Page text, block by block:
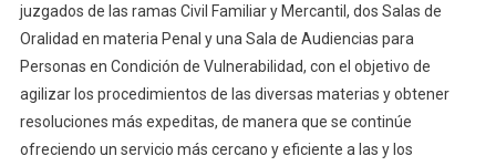
Construcción
De
Nuevos
Juzgados
Y
Salas
juzgados de las ramas Civil Familiar y Mercantil, dos Salas de
Oralidad en materia Penal y una Sala de Audiencias para
Personas en Condición de Vulnerabilidad, con el objetivo de
agilizar los procedimientos de las diversas materias y obtener
resoluciones más expeditas, de manera que se continúe
ofreciendo un servicio más cercano y eficiente a las y los